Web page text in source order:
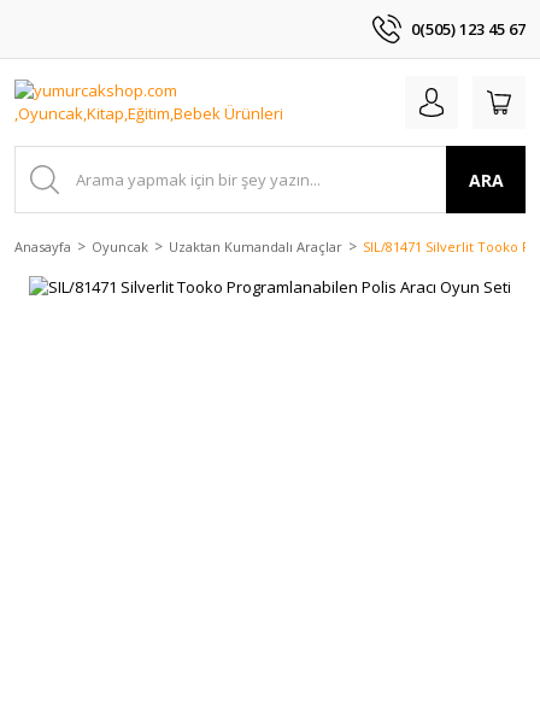
0(505) 123 45 67
ARA
Anasayfa Oyuncak Uzaktan Kumandalı Araçlar SIL/81471 Silverlit Tooko